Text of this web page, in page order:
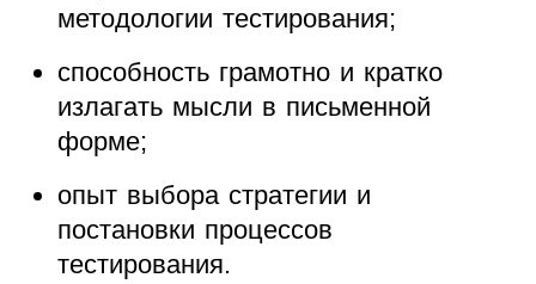
методологии тестирования;
способность грамотно и кратко
излагать мысли в письменной
форме;
опыт выбора стратегии и
постановки процессов
тестирования.